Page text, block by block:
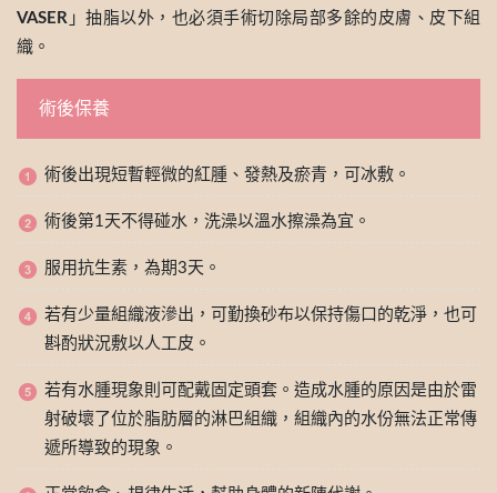
VASER 」抽脂以外，也必須手術切除局部多餘的皮膚、皮下組
織。
術後保養
術後出現短暫輕微的紅腫、發熱及瘀青，可冰敷。
術後第1天不得碰水，洗澡以溫水擦澡為宜。
服用抗生素，為期3天。
若有少量組織液滲出，可勤換砂布以保持傷口的乾淨，也可
斟酌狀況敷以人工皮。
若有水腫現象則可配戴固定頭套。造成水腫的原因是由於雷
射破壞了位於脂肪層的淋巴組織，組織內的水份無法正常傳
遞所導致的現象。